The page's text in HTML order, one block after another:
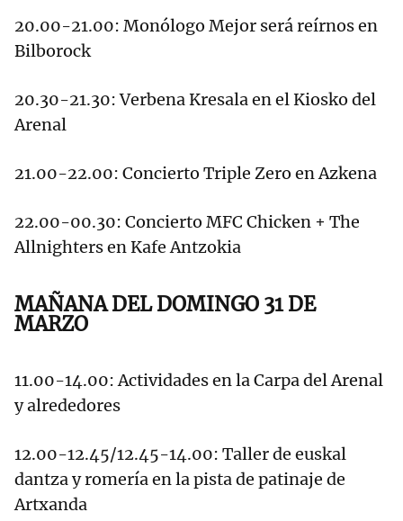
20.00-21.00: Monólogo Mejor será reírnos en
Bilborock
20.30-21.30: Verbena Kresala en el Kiosko del
Arenal
21.00-22.00: Concierto Triple Zero en Azkena
22.00-00.30: Concierto MFC Chicken + The
Allnighters en Kafe Antzokia
MAÑANA DEL DOMINGO 31 DE
MARZO
11.00-14.00: Actividades en la Carpa del Arenal
y alrededores
12.00-12.45/12.45-14.00: Taller de euskal
dantza y romería en la pista de patinaje de
Artxanda